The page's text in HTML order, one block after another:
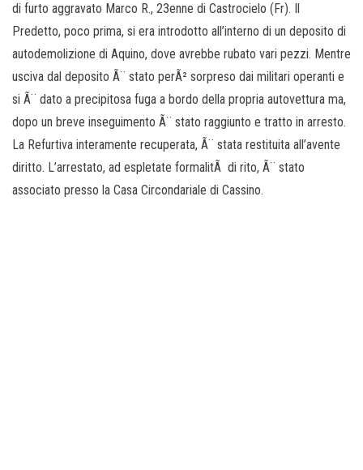
di furto aggravato Marco R., 23enne di Castrocielo (Fr). Il
Predetto, poco prima, si era introdotto all’interno di un deposito di
autodemolizione di Aquino, dove avrebbe rubato vari pezzi. Mentre
usciva dal deposito Ã¨ stato perÃ² sorpreso dai militari operanti e
si Ã¨ dato a precipitosa fuga a bordo della propria autovettura ma,
dopo un breve inseguimento Ã¨ stato raggiunto e tratto in arresto.
La Refurtiva interamente recuperata, Ã¨ stata restituita all’avente
diritto. L’arrestato, ad espletate formalitÃ di rito, Ã¨ stato
associato presso la Casa Circondariale di Cassino.